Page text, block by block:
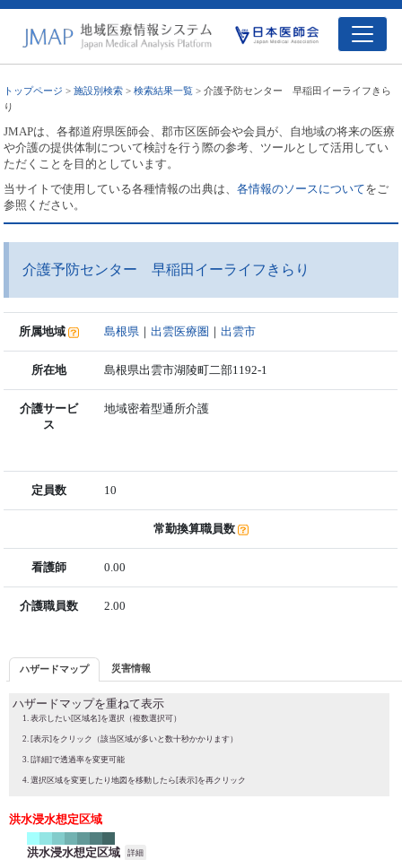
トップページ >施設別検索 >検索結果一覧 > 介護予防センター 早稲田イーライフきら
り
JMAPは、各都道府県医師会、郡市区医師会や会員が、自地域の将来の医療
や介護の提供体制について検討を行う際の参考、ツールとして活用してい
ただくことを目的としています。
当サイトで使用している各種情報の出典は、各情報のソースについてをご
参照ください。
介護予防センター 早稲田イーライフきらり
所属地域 島根県 ｜出雲医療圏 ｜出雲市
所在地 島根県出雲市湖陵町二部1192-1
介護サービ
ス
地域密着型通所介護
定員数 10
常勤換算職員数
看護師 0.00
介護職員数 2.00
ハザードマップ 災害情報
ハザードマップを重ねて表示
表示したい[区域名]を選択（複数選択可）
[表示]をクリック（該当区域が多いと数十秒かかります）
[詳細]で透過率を変更可能
選択区域を変更したり地図を移動したら[表示]を再クリック
洪水浸水想定区域
洪水浸水想定区域 詳細